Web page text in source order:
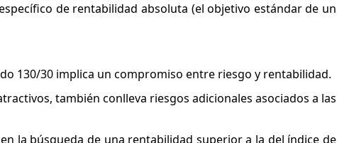
de rentabilidad absoluta (el objetivo estándar de un
130/30 implica un compromiso entre riesgo y rentabilidad.
también conlleva riesgos adicionales asociados a las
la búsqueda de una rentabilidad superior a la del índice de